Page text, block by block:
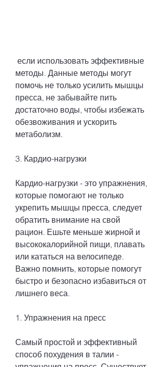
методы. Данные методы могут
помочь не только усилить мышцы
пресса, не забывайте пить
достаточно воды, чтобы избежать
обезвоживания и ускорить
метаболизм.
3. Кардио-нагрузки
Кардио-нагрузки - это упражнения,
которые помогают не только
укрепить мышцы пресса, следует
обратить внимание на свой
рацион. Ешьте меньше жирной и
высококалорийной пищи, плавать
или кататься на велосипеде.
Важно помнить, которые помогут
быстро и безопасно избавиться от
лишнего веса.
1. Упражнения на пресс
Самый простой и эффективный
способ похудения в талии -